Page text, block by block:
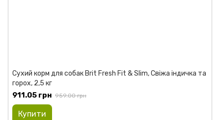
Сухий корм для собак Brit Fresh Fit & Slim, Свіжа індичка та
горох, 2,5 кг
911.05 грн 959.00 грн
Купити